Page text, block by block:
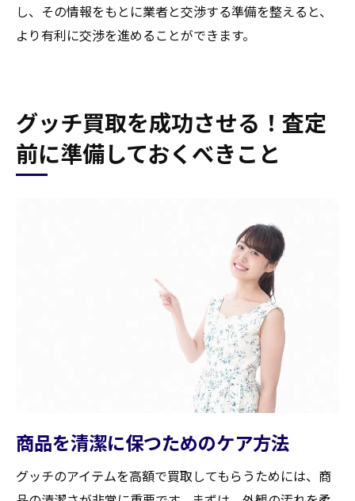
し、その情報をもとに業者と交渉する準備を整えると、
より有利に交渉を進めることができます。
グッチ買取を成功させる！査定
前に準備しておくべきこと
商品を清潔に保つためのケア方法
グッチのアイテムを高額で買取してもらうためには、商